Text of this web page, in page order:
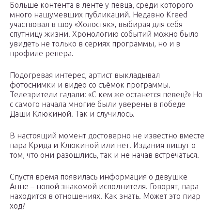
Больше контента в ленте у певца, среди которого
много нашумевших публикаций. Недавно Kreed
участвовал в шоу «Холостяк», выбирая для себя
спутницу жизни. Хронологию событий можно было
увидеть не только в сериях программы, но и в
профиле репера.
Подогревая интерес, артист выкладывал
фотоснимки и видео со съёмок программы.
Телезрители гадали: «С кем же останется певец?» Но
с самого начала многие были уверены в победе
Даши Клюкиной. Так и случилось.
В настоящий момент достоверно не известно вместе
пара Крида и Клюкиной или нет. Издания пишут о
том, что они разошлись, так и не начав встречаться.
Спустя время появилась информация о девушке
Анне – новой знакомой исполнителя. Говорят, пара
находится в отношениях. Как знать. Может это пиар
ход?